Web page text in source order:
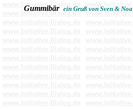
Gummibär ein Gruß von Sven & Noa